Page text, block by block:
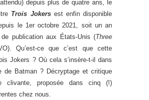
depuis plus de quatre ans, le
Trois Jokersest enfin disponible
le 1er octobre 2021, soit un an
publication aux États-Unis (Three
Qu’est-ce que c’est que cette
Jokers ? Où cela s’insère-t-il dans
de Batman ? Décryptage et critique
clivante, proposée dans cinq (!)
chez nous.